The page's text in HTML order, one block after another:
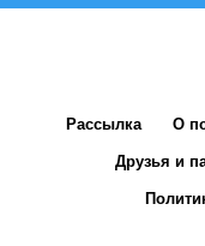
Рассылка О
Друзья и